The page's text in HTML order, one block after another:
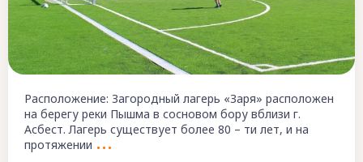
Расположение: Загородный лагерь «Заря» расположен
на берегу реки Пышма в сосновом бору вблизи г.
Асбест. Лагерь существует более 80 – ти лет, и на
протяжении